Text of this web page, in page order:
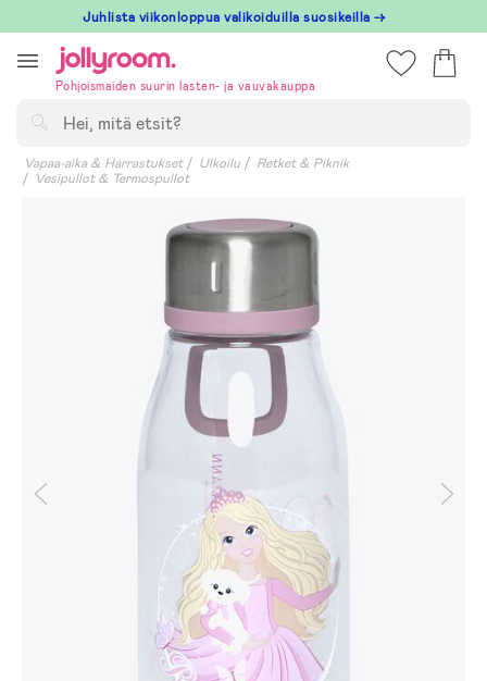
till
innehållet
Juhlista viikonloppua valikoiduilla suosikeilla →
Pohjoismaiden suurin lasten- ja vauvakauppa
Vapaa-aika & Harrastukset Ulkoilu
Retket & Piknik
Vesipullot & Termospullot